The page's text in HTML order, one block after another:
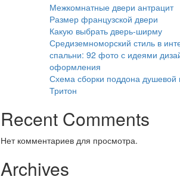
Межкомнатные двери антрацит
Размер французской двери
Какую выбрать дверь-ширму
Средиземноморский стиль в
спальни: 92 фото с идеями
оформления
Схема сборки поддона душевой
Тритон
Recent Comments
Нет комментариев для просмотра.
Archives